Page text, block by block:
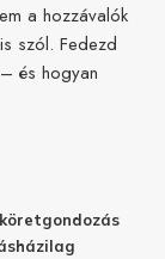
a hozzávalók
szól. Fedezd
és hogyan
köretgondozás
házilag